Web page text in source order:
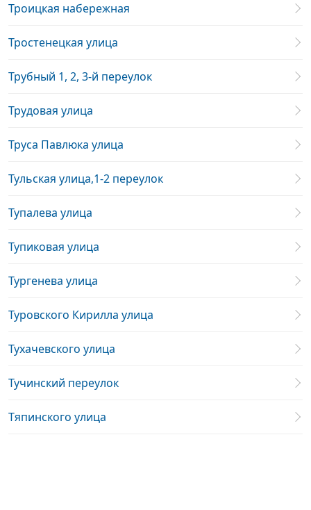
Троицкая набережная
Тростенецкая улица
Трубный 1, 2, 3-й переулок
Трудовая улица
Труса Павлюка улица
Тульская улица,1-2 переулок
Тупалева улица
Тупиковая улица
Тургенева улица
Туровского Кирилла улица
Тухачевского улица
Тучинский переулок
Тяпинского улица